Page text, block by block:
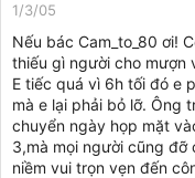
1/3/05
Nếu bác Cam_to_80 ơi!
thiếu gì người cho mượn
E tiếc quá vì 6h tối đó e
mà e lại phải bỏ lỡ. Ông
chuyển ngày họp mặt
3,mà mọi người cũng đỡ
niềm vui trọn vẹn đến